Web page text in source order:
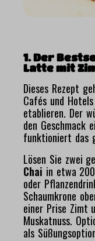
1. Der
Latte mit
Dieses Rezept
Cafés und
etablieren. Der
den Geschmack
funktioniert das
Lösen Sie zwei
Chai in etwa
oder
Schaumkrone
einer Prise Zimt
Muskatnuss.
als